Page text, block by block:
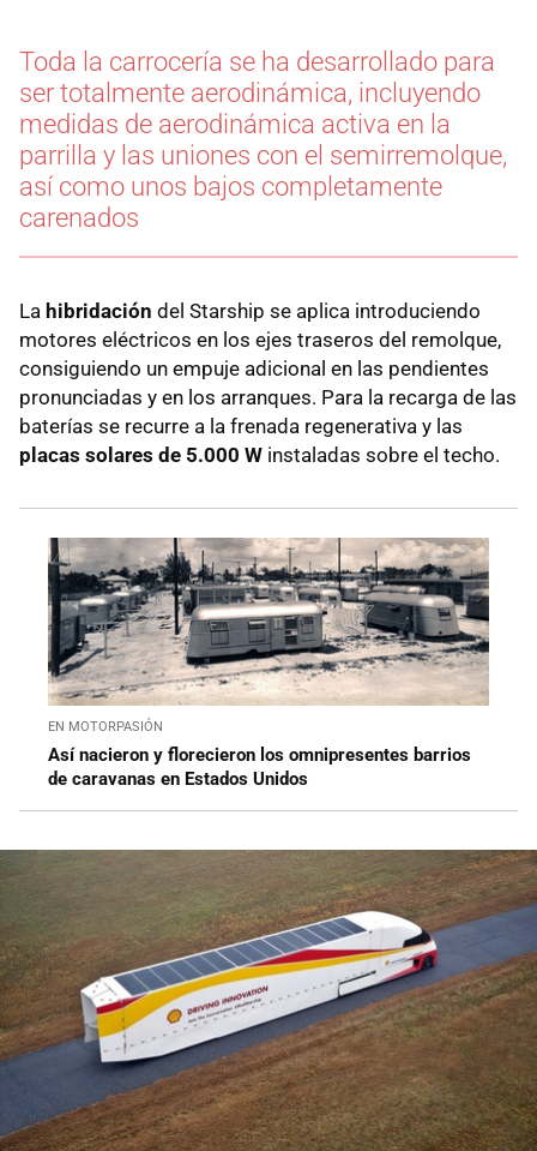
Toda la carrocería se ha desarrollado para
ser totalmente aerodinámica, incluyendo
medidas de aerodinámica activa en la
parrilla y las uniones con el semirremolque,
así como unos bajos completamente
carenados
La hibridación del Starship se aplica introduciendo
motores eléctricos en los ejes traseros del remolque,
consiguiendo un empuje adicional en las pendientes
pronunciadas y en los arranques. Para la recarga de las
baterías se recurre a la frenada regenerativa y las
placas solares de 5.000 W instaladas sobre el techo.
EN MOTORPASIÓN
Así nacieron y florecieron los omnipresentes barrios
de caravanas en Estados Unidos